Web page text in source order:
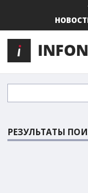
РЕЗУЛЬТАТЫ